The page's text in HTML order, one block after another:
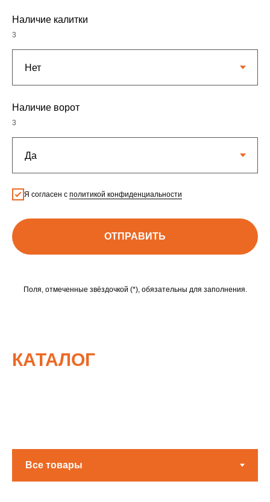
Наличие калитки
3
Наличие ворот
3
Я согласен с политикой конфиденциальности
ОТПРАВИТЬ
Поля, отмеченные звёздочкой (*), обязательны для заполнения.
КАТАЛОГ